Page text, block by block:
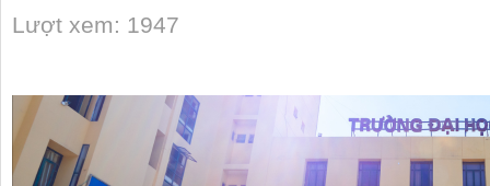
Lượt xem: 1947